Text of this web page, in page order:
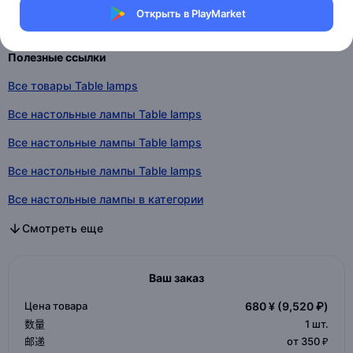
Открыть в PlayMarket
Индивидуальные параметры
Полезные ссылки
Все товары Table lamps
Все настольные лампы Table lamps
Все настольные лампы Table lamps
Все настольные лампы Table lamps
Все настольные лампы в категории
Все настольные лампы в категории
Все настольные лампы в категории
Смотреть еще
Ваш заказ
Цена товара 680 ¥ (9,520 ₽)
数量 1 шт.
邮递
от 350 ₽